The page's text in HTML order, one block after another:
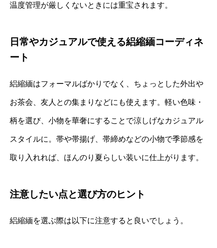
温度管理が厳しくないときには重宝されます。
日常やカジュアルで使える絽縮緬コーディネ
ート
絽縮緬はフォーマルばかりでなく、ちょっとした外出や
お茶会、友人との集まりなどにも使えます。軽い色味・
柄を選び、小物を華奢にすることで涼しげなカジュアル
スタイルに。帯や帯揚げ、帯締めなどの小物で季節感を
取り入れれば、ほんのり夏らしい装いに仕上がります。
注意したい点と選び方のヒント
絽縮緬を選ぶ際は以下に注意すると良いでしょう。